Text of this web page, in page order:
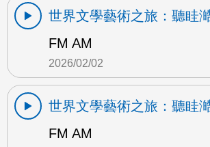
世界文學藝術之旅：聽眭
FM AM
2026/02/02
世界文學藝術之旅：聽眭
FM AM